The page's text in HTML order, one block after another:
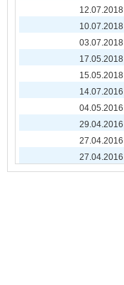
12.07.2018
10.07.2018
03.07.2018
17.05.2018
15.05.2018
14.07.2016
04.05.2016
29.04.2016
27.04.2016
27.04.2016